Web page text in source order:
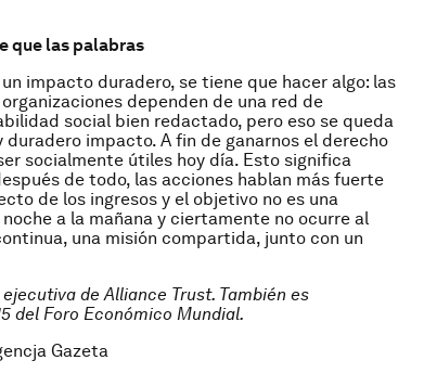
que las palabras
impacto duradero, se tiene que hacer algo: las
dependen de una red de
social bien redactado, pero eso se queda
impacto. A fin de ganarnos el derecho
socialmente útiles hoy día. Esto significa
de todo, las acciones hablan más fuerte
de los ingresos y el objetivo no es una
a la mañana y ciertamente no ocurre al
una misión compartida, junto con un
de Alliance Trust. También es
del Foro Económico Mundial.
Gazeta